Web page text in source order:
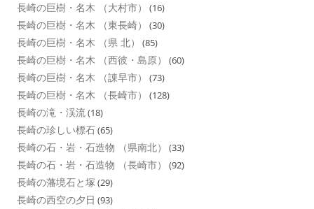
長崎の巨樹・名木 （大村市） (16)
長崎の巨樹・名木 （東長崎） (30)
長崎の巨樹・名木 （県 北） (85)
長崎の巨樹・名木 （西彼・島原） (60)
長崎の巨樹・名木 （諌早市） (73)
長崎の巨樹・名木 （長崎市） (128)
長崎の滝・渓流(18)
長崎の珍しい標石(65)
長崎の石・岩・石造物 （県南北） (33)
長崎の石・岩・石造物 （長崎市） (92)
長崎の藩境石と塚 (29)
長崎の西空の夕日 (93)